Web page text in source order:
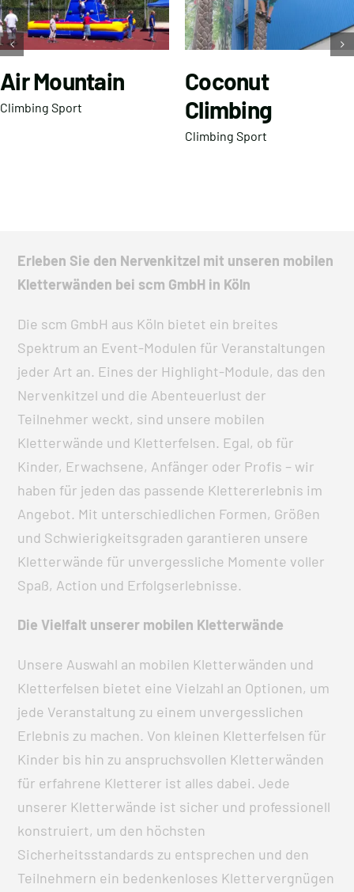
Air Mountain
Climbing Sport
Coconut
Climbing
Climbing Sport
Erleben Sie den Nervenkitzel mit unseren mobilen
Kletterwänden bei scm GmbH in Köln
Die scm GmbH aus Köln bietet ein breites
Spektrum an Event-Modulen für Veranstaltungen
jeder Art an. Eines der Highlight-Module, das den
Nervenkitzel und die Abenteuerlust der
Teilnehmer weckt, sind unsere mobilen
Kletterwände und Kletterfelsen. Egal, ob für
Kinder, Erwachsene, Anfänger oder Profis – wir
haben für jeden das passende Klettererlebnis im
Angebot. Mit unterschiedlichen Formen, Größen
und Schwierigkeitsgraden garantieren unsere
Kletterwände für unvergessliche Momente voller
Spaß, Action und Erfolgserlebnisse.
Die Vielfalt unserer mobilen Kletterwände
Unsere Auswahl an mobilen Kletterwänden und
Kletterfelsen bietet eine Vielzahl an Optionen, um
jede Veranstaltung zu einem unvergesslichen
Erlebnis zu machen. Von kleinen Kletterfelsen für
Kinder bis hin zu anspruchsvollen Kletterwänden
für erfahrene Kletterer ist alles dabei. Jede
unserer Kletterwände ist sicher und professionell
konstruiert, um den höchsten
Sicherheitsstandards zu entsprechen und den
Teilnehmern ein bedenkenloses Klettervergnügen